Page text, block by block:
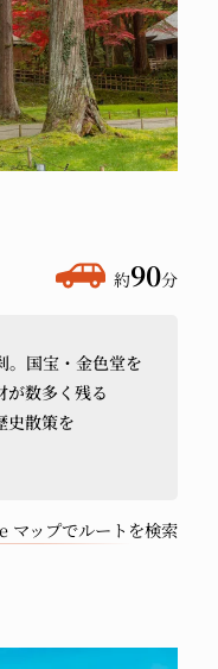
か
約90分
国宝・金色堂を
が数多く残る
史散策を
マップでルートを検索